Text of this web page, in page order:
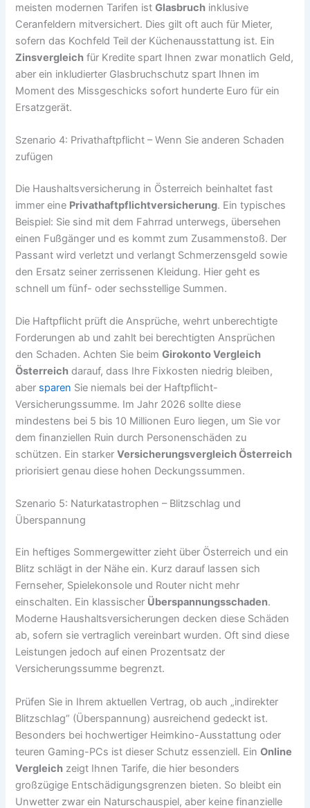
meisten modernen Tarifen istGlasbruch inklusive
Ceranfeldern mitversichert. Dies gilt oft auch für Mieter,
sofern das Kochfeld Teil der Küchenausstattung ist. Ein
Zinsvergleich für Kredite spart Ihnen zwar monatlich Geld,
aber ein inkludierter Glasbruchschutz spart Ihnen im
Moment des Missgeschicks sofort hunderte Euro für ein
Ersatzgerät.
Szenario 4: Privathaftpflicht – Wenn Sie anderen Schaden
zufügen
Die Haushaltsversicherung in Österreich beinhaltet fast
immer eine Privathaftpflichtversicherung. Ein typisches
Beispiel: Sie sind mit dem Fahrrad unterwegs, übersehen
einen Fußgänger und es kommt zum Zusammenstoß. Der
Passant wird verletzt und verlangt Schmerzensgeld sowie
den Ersatz seiner zerrissenen Kleidung. Hier geht es
schnell um fünf- oder sechsstellige Summen.
Die Haftpflicht prüft die Ansprüche, wehrt unberechtigte
Forderungen ab und zahlt bei berechtigten Ansprüchen
den Schaden. Achten Sie beimGirokonto Vergleich
Österreich darauf, dass Ihre Fixkosten niedrig bleiben,
aber sparen Sie niemals bei der Haftpflicht-
Versicherungssumme. Im Jahr 2026 sollte diese
mindestens bei 5 bis 10 Millionen Euro liegen, um Sie vor
dem finanziellen Ruin durch Personenschäden zu
schützen. Ein starkerVersicherungsvergleich Österreich
priorisiert genau diese hohen Deckungssummen.
Szenario 5: Naturkatastrophen – Blitzschlag und
Überspannung
Ein heftiges Sommergewitter zieht über Österreich und ein
Blitz schlägt in der Nähe ein. Kurz darauf lassen sich
Fernseher, Spielekonsole und Router nicht mehr
einschalten. Ein klassischer Überspannungsschaden.
Moderne Haushaltsversicherungen decken diese Schäden
ab, sofern sie vertraglich vereinbart wurden. Oft sind diese
Leistungen jedoch auf einen Prozentsatz der
Versicherungssumme begrenzt.
Prüfen Sie in Ihrem aktuellen Vertrag, ob auch „indirekter
Blitzschlag“ (Überspannung) ausreichend gedeckt ist.
Besonders bei hochwertiger Heimkino-Ausstattung oder
teuren Gaming-PCs ist dieser Schutz essenziell. EinOnline
Vergleich zeigt Ihnen Tarife, die hier besonders
großzügige Entschädigungsgrenzen bieten. So bleibt ein
Unwetter zwar ein Naturschauspiel, aber keine finanzielle